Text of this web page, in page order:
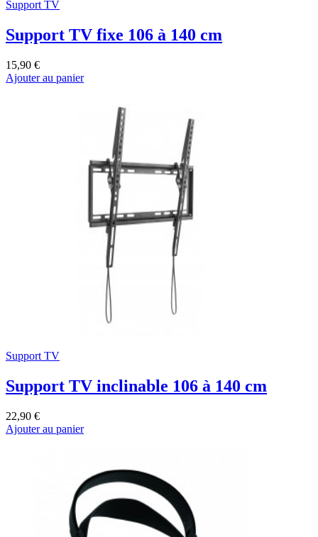
Support TV
Support TV fixe 106 à 140 cm
15,90 €
Ajouter au panier
Support TV
Support TV inclinable 106 à 140 cm
22,90 €
Ajouter au panier